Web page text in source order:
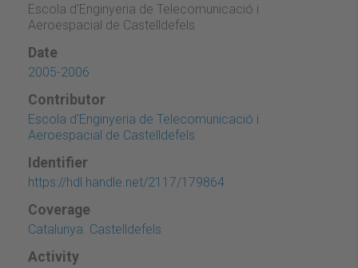
Escola d'Enginyeria de Telecomunicació i
Aeroespacial de Castelldefels
Date
2005-2006
Contributor
Escola d'Enginyeria de Telecomunicació i
Aeroespacial de Castelldefels
Identifier
https://hdl.handle.net/2117/179864
Coverage
Catalunya. Castelldefels
Activity